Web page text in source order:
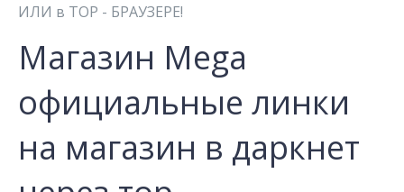
ИЛИ в ТОР - БРАУЗЕРЕ!
Магазин Mega
официальные линки
на магазин в даркнет